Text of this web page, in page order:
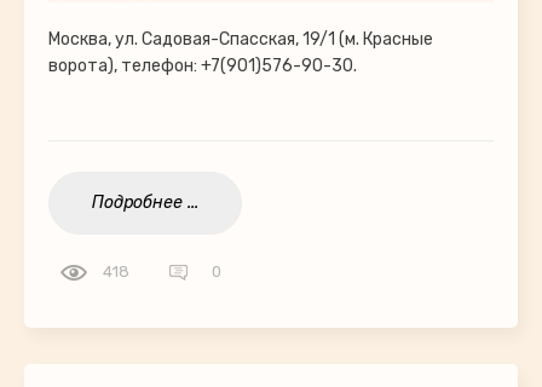
Москва, ул. Садовая-Спасская, 19/1 (м. Красные
ворота), телефон: +7(901)576-90-30.
Подробнее ...
418 0